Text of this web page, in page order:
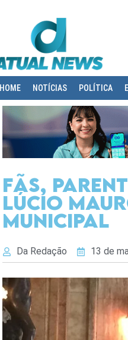
HOME NOTÍCIAS POLÍTICA
Fãs,
Lúcio
Municipal
Da Redação 13 de